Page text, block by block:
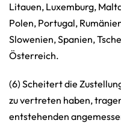
Litauen, Luxemburg,
Polen, Portugal,
Slowenien, Spanien,
Österreich.
(6) Scheitert die
zu vertreten haben,
entstehenden